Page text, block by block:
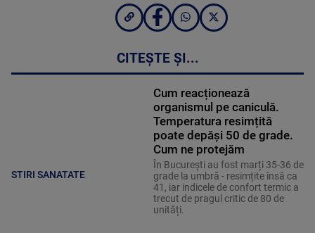
CITEȘTE ȘI...
STIRI SANATATE
Cum reacționează
organismul pe caniculă.
Temperatura resimțită
poate depăși 50 de grade.
Cum ne protejăm
În București au fost marți 35-36 de
grade la umbră - resimțite însă ca
41, iar indicele de confort termic a
trecut de pragul critic de 80 de
unități.